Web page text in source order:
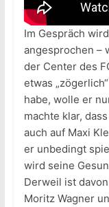
Im Gespräch
angesprochen –
der Center des
etwas
habe, wolle er
machte klar,
auch auf Maxi
er unbedingt
wird seine
Derweil ist
Moritz Wagner